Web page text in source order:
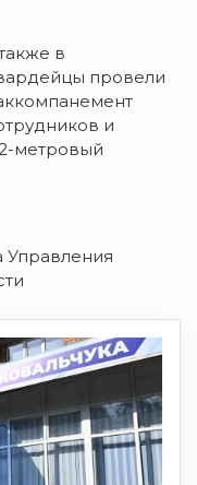
в
провели
и
метровый
Управления